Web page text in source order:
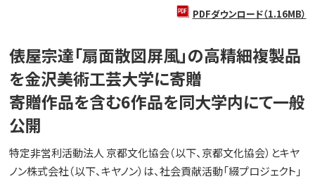
PDFダウンロード（1.16MB）
俵屋宗達「扇面散図屏風」の高精細複製品
を金沢美術工芸大学に寄贈
寄贈作品を含む6作品を同大学内にて一般
公開
特定非営利活動法人 京都文化協会（以下、京都文化協会）とキヤ
ノン株式会社（以下、キヤノン）は、社会貢献活動「綴プロジェクト」